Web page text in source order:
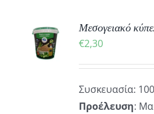
Μεσογειακό
€2,30
Συσκευασία:
Προέλευση: